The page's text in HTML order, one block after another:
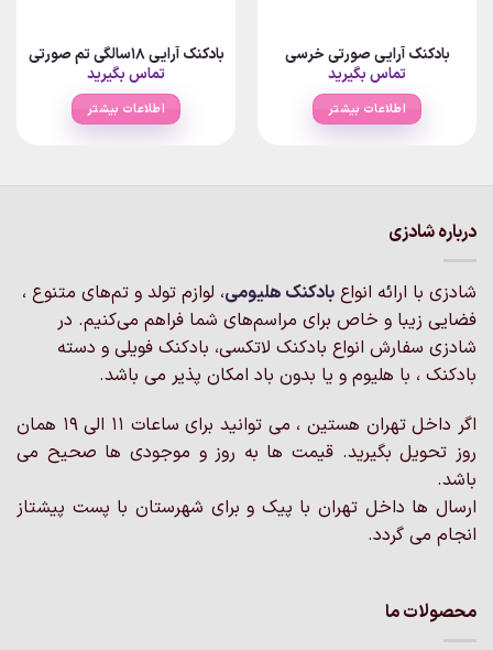
بادکنک آرایی صورتی خرسی
تماس بگیرید
اطلاعات بیشتر
بادکنک آرایی 18سالگی تم صورتی
تماس بگیرید
اطلاعات بیشتر
درباره شادزی
شادزی با ارائه انواع بادکنک‌ هلیومی، لوازم تولد و تم‌های متنوع ،
فضایی زیبا و خاص برای مراسم‌های شما فراهم می‌کنیم. در
شادزی سفارش انواع بادکنک لاتکسی، بادکنک فویلی و دسته
بادکنک ، با هلیوم و یا بدون باد امکان پذیر می باشد.
اگر داخل تهران هستین ، می توانید برای ساعات 11 الی 19 همان
روز تحویل بگیرید. قیمت ها به روز و موجودی ها صحیح می
باشد.
ارسال ها داخل تهران با پیک و برای شهرستان با پست پیشتاز
انجام می گردد.
محصولات ما